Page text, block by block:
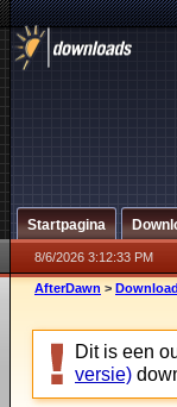
Startpagina
8/6/2026 3:12:33 PM
AfterDawn >
Dit is een
versie)